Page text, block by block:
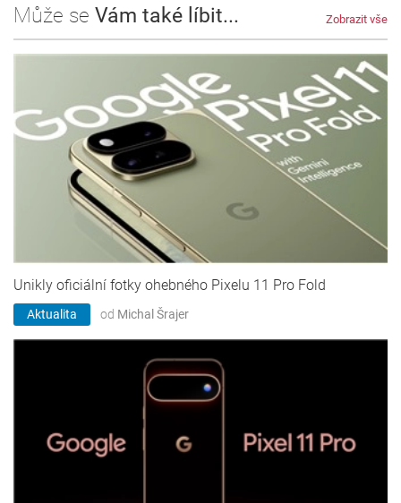
Může se Vám také líbit... Zobrazit vše
Unikly oficiální fotky ohebného Pixelu 11 Pro Fold
Aktualita od Michal Šrajer